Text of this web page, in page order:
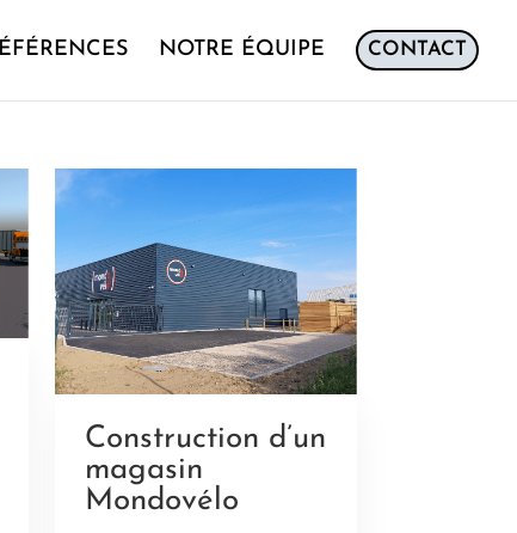
NOTRE ÉQUIPE CONTACT
Construction d’un
magasin
Mondovélo